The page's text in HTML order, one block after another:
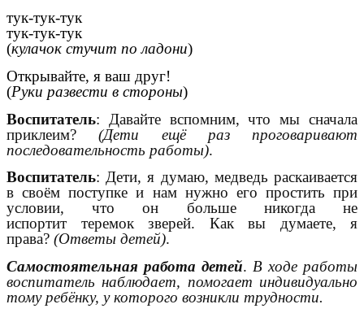
тук-тук-тук
тук-тук-тук
(кулачок стучит по ладони)
Открывайте, я ваш друг!
(Руки развести в стороны)
Воспитатель: Давайте вспомним, что мы сначала
приклеим?(Дети ещё раз проговаривают
последовательность работы).
Воспитатель: Дети, я думаю, медведь раскаивается
в своём поступке и нам нужно его простить при
условии, что он больше никогда не
испортит теремок
зверей. Как вы думаете, я
права? (Ответы детей).
Самостоятельная работа детей. В ходе работы
воспитатель наблюдает, помогает индивидуально
тому ребёнку, у которого возникли трудности.